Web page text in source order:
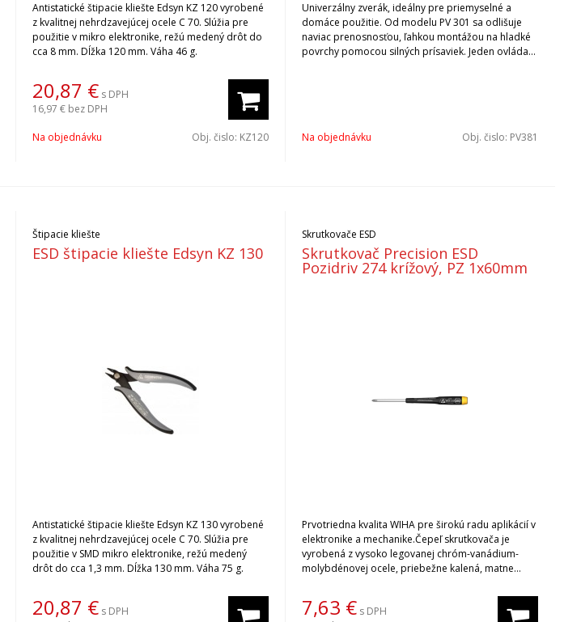
Antistatické štipacie kliešte Edsyn KZ 120 vyrobené
z kvalitnej nehrdzavejúcej ocele C 70. Slúžia pre
použitie v mikro elektronike, režú medený drôt do
cca 8 mm. Dĺžka 120 mm. Váha 46 g.
20,87 € s DPH
16,97 € bez DPH
Na objednávku Obj. čislo: KZ120
Univerzálny zverák, ideálny pre priemyselné a
domáce použitie. Od modelu PV 301 sa odlišuje
naviac prenosnosťou, ľahkou montážou na hladké
povrchy pomocou silných prísaviek. Jeden ovládací
Na objednávku
Obj. čislo: PV381
Štipacie kliešte
ESD štipacie kliešte Edsyn KZ 130
Antistatické štipacie kliešte Edsyn KZ 130 vyrobené
z kvalitnej nehrdzavejúcej ocele C 70. Slúžia pre
použitie v SMD mikro elektronike, režú medený
drôt do cca 1,3 mm. Dĺžka 130 mm. Váha 75 g.
20,87 € s DPH
Skrutkovače ESD
Skrutkovač Precision ESD
Pozidriv 274 krížový, PZ 1x60mm
Prvotriedna kvalita WIHA pre širokú radu aplikácií v
elektronike a mechanike.Čepeľ skrutkovača je
vyrobená z vysoko legovanej chróm-vanádium-
molybdénovej ocele, priebežne kalená, matne
hlavicou, povrchový odpor 10mil - 10mld Ohmov.
Skrutkovač spĺňa normu IEC 61340-5-1 a je určený
7,63 € s DPH